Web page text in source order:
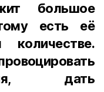
большое
есть её
дать